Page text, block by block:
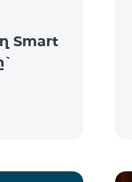
Smart